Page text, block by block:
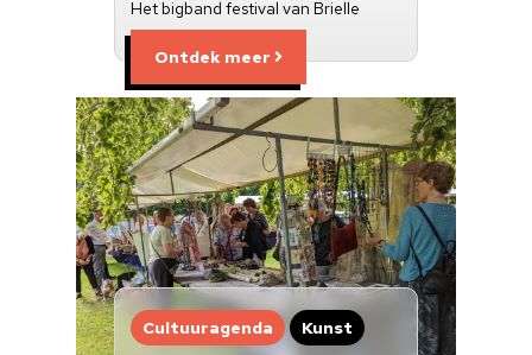
Het bigband festival van Brielle
Ontdek meer
Cultuuragenda Kunst